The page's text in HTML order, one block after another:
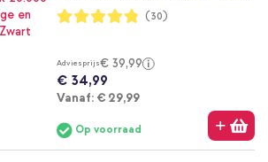
Waardering:
96%
(30)
Adviesprijs€ 39,99
€ 34,99
Vanaf: Vanaf
€ 29,99
Op voorraad